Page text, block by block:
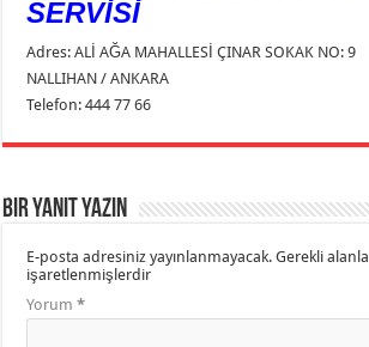
SERVİSİ
Adres: ALİ AĞA MAHALLESİ ÇINAR SOKAK NO: 9
NALLIHAN / ANKARA
Telefon: 444 77 66
Bir yanıt yazın
E-posta adresiniz yayınlanmayacak. Gerekli
işaretlenmişlerdir
Yorum*